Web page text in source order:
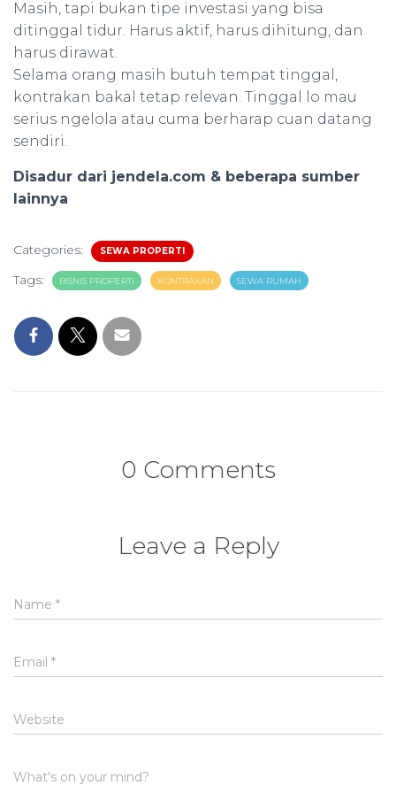
Masih, tapi bukan tipe investasi yang bisa
ditinggal tidur. Harus aktif, harus dihitung, dan
harus dirawat.
Selama orang masih butuh tempat tinggal,
kontrakan bakal tetap relevan. Tinggal lo mau
serius ngelola atau cuma berharap cuan datang
sendiri.
Disadur dari jendela.com & beberapa sumber
lainnya
Categories: SEWA PROPERTI
Tags: BISNIS PROPERTI KONTRAKAN SEWA RUMAH
0 Comments
Leave a Reply
Name *
Email *
Website
What's on your mind?